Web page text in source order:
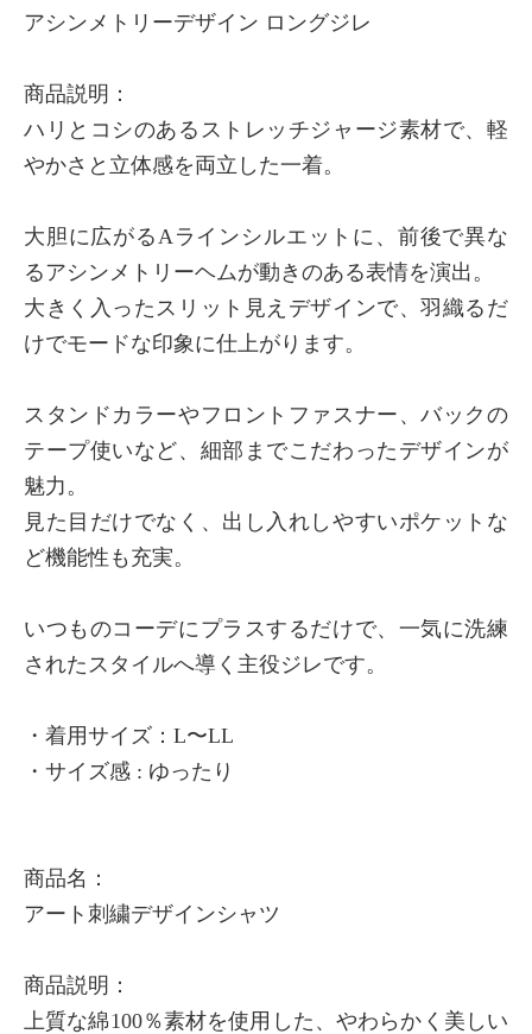
アシンメトリーデザイン ロングジレ
商品説明：
ハリとコシのあるストレッチジャージ素材で、軽
やかさと立体感を両立した一着。
大胆に広がるAラインシルエットに、前後で異な
るアシンメトリーヘムが動きのある表情を演出。
大きく入ったスリット見えデザインで、羽織るだ
けでモードな印象に仕上がります。
スタンドカラーやフロントファスナー、バックの
テープ使いなど、細部までこだわったデザインが
魅力。
見た目だけでなく、出し入れしやすいポケットな
ど機能性も充実。
いつものコーデにプラスするだけで、一気に洗練
されたスタイルへ導く主役ジレです。
・着用サイズ：L〜LL
・サイズ感 : ゆったり
商品名：
アート刺繍デザインシャツ
商品説明：
上質な綿100％素材を使用した、やわらかく美しい